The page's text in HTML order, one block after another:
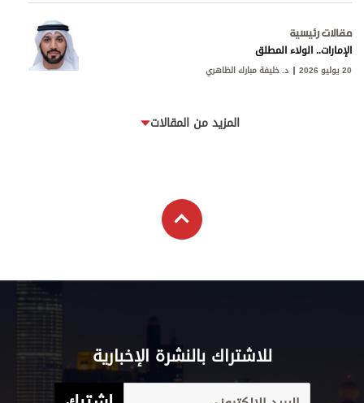
مقالات رئيسية
الإمارات.. الولاء المطلق
20 يوليو 2026 د. خليفة مبارك الظاهري
المزيد من المقالات
للاشتراك بالنشرة الإخبارية